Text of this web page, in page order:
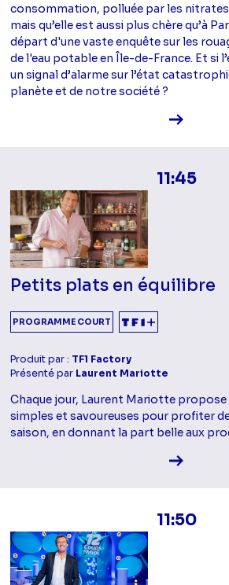
consommation, polluée par les
mais qu’elle est aussi plus chère qu’à
départ d'une vaste enquête sur les
de l'eau potable en Île-de-France. Et si
un signal d’alarme sur l’état
planète et de notre société ?
Voir la
11:45
Petits plats en équilibre
PROGRAMME COURT
Produit par : TF1 Factory
Présenté par Laurent Mariotte
Chaque jour, Laurent Mariotte
simples et savoureuses pour profiter
saison, en donnant la part belle aux
Voir la
11:50